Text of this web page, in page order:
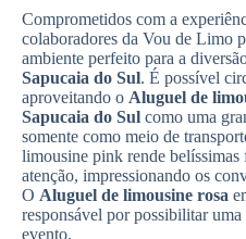
Comprometidos com a
colaboradores da Vou de Limo
ambiente perfeito para a
Sapucaia do Sul. É possível
aproveitando o Aluguel de
Sapucaia do Sul como uma
somente como meio de
limousine pink rende belíssimas
atenção, impressionando os
O Aluguel de limousine rosa
responsável por possibilitar uma
evento.